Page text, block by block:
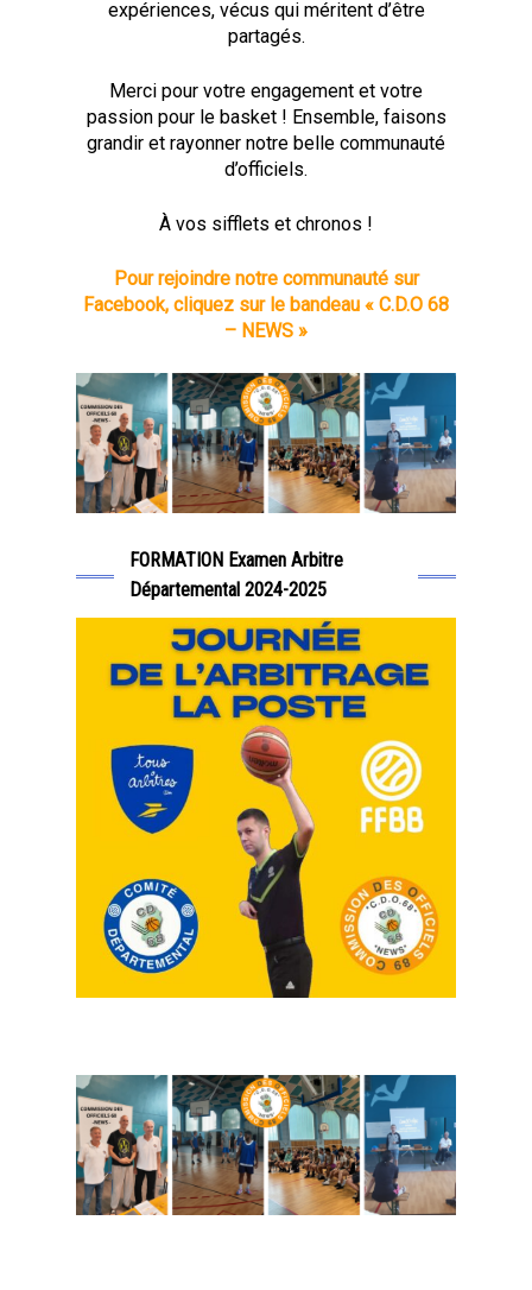
expériences, vécus qui méritent d’être
partagés.
Merci pour votre engagement et votre
passion pour le basket ! Ensemble, faisons
grandir et rayonner notre belle communauté
d’officiels.
À vos sifflets et chronos !
Pour rejoindre notre communauté sur
Facebook, cliquez sur le bandeau « C.D.O 68
– NEWS »
FORMATION Examen Arbitre
Départemental 2024-2025